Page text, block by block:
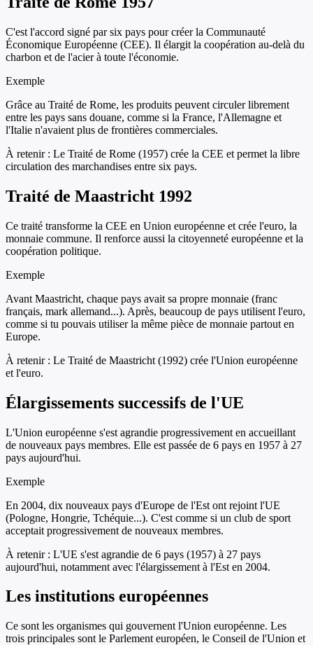
C'est l'accord signé par six pays pour créer la Communauté
Économique Européenne (CEE). Il élargit la coopération au-delà du
charbon et de l'acier à toute l'économie.
Exemple
Grâce au Traité de Rome, les produits peuvent circuler librement
entre les pays sans douane, comme si la France, l'Allemagne et
l'Italie n'avaient plus de frontières commerciales.
À retenir : Le Traité de Rome (1957) crée la CEE et permet la libre
circulation des marchandises entre six pays.
Traité de Maastricht 1992
Ce traité transforme la CEE en Union européenne et crée l'euro, la
monnaie commune. Il renforce aussi la citoyenneté européenne et la
coopération politique.
Exemple
Avant Maastricht, chaque pays avait sa propre monnaie (franc
français, mark allemand...). Après, beaucoup de pays utilisent l'euro,
comme si tu pouvais utiliser la même pièce de monnaie partout en
Europe.
À retenir : Le Traité de Maastricht (1992) crée l'Union européenne
et l'euro.
Élargissements successifs de l'UE
L'Union européenne s'est agrandie progressivement en accueillant
de nouveaux pays membres. Elle est passée de 6 pays en 1957 à 27
pays aujourd'hui.
Exemple
En 2004, dix nouveaux pays d'Europe de l'Est ont rejoint l'UE
(Pologne, Hongrie, Tchéquie...). C'est comme si un club de sport
acceptait progressivement de nouveaux membres.
À retenir : L'UE s'est agrandie de 6 pays (1957) à 27 pays
aujourd'hui, notamment avec l'élargissement à l'Est en 2004.
Les institutions européennes
Ce sont les organismes qui gouvernent l'Union européenne. Les
trois principales sont le Parlement européen, le Conseil de l'Union et